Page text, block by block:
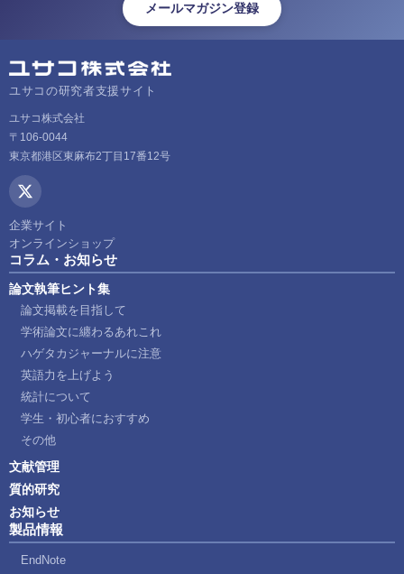
メールマガジン登録
ユサコの研究者支援サイト
ユサコ株式会社
〒106-0044
東京都港区東麻布2丁目17番12号
企業サイト
オンラインショップ
コラム・お知らせ
論文執筆ヒント集
論文掲載を目指して
学術論文に纏わるあれこれ
ハゲタカジャーナルに注意
英語力を上げよう
統計について
学生・初心者におすすめ
その他
文献管理
質的研究
お知らせ
製品情報
EndNote